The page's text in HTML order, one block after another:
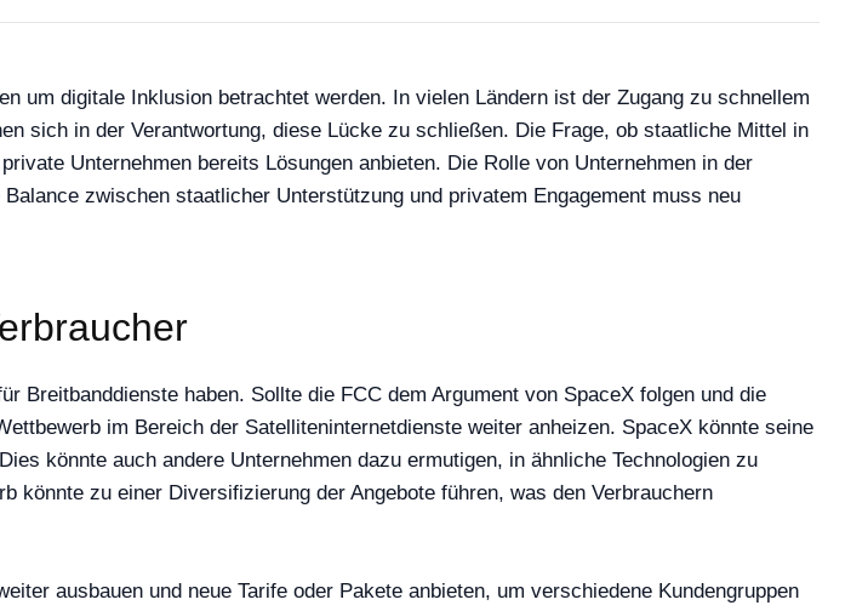
um digitale Inklusion betrachtet werden. In vielen Ländern ist der Zugang zu schnellem
sich in der Verantwortung, diese Lücke zu schließen. Die Frage, ob staatliche Mittel in
Unternehmen bereits Lösungen anbieten. Die Rolle von Unternehmen in der
zwischen staatlicher Unterstützung und privatem Engagement muss neu
Breitbanddienste haben. Sollte die FCC dem Argument von SpaceX folgen und die
im Bereich der Satelliteninternetdienste weiter anheizen. SpaceX könnte seine
könnte auch andere Unternehmen dazu ermutigen, in ähnliche Technologien zu
zu einer Diversifizierung der Angebote führen, was den Verbrauchern
ausbauen und neue Tarife oder Pakete anbieten, um verschiedene Kundengruppen